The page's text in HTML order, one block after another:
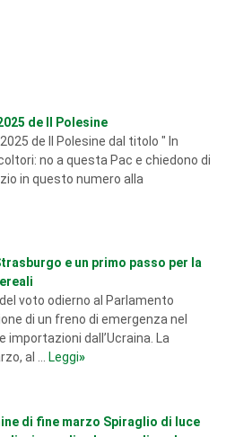
de Il Polesine
de Il Polesine dal titolo " In
no a questa Pac e chiedono di
in questo numero alla
e un primo passo per la
voto odierno al Parlamento
di un freno di emergenza nel
dall’Ucraina. La
al ...
Leggi»
di fine marzo Spiraglio di luce